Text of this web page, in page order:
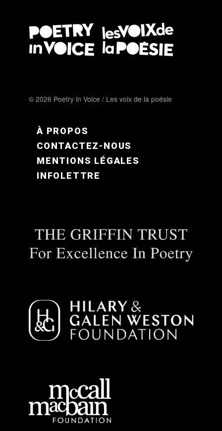
© 2026 Poetry in Voice / Les voix de la poésie
FOOTER MENU FR
À PROPOS
CONTACTEZ-NOUS
MENTIONS LÉGALES
INFOLETTRE